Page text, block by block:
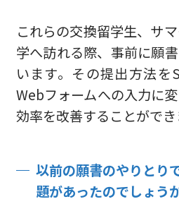
これらの交換留学生、サ
学へ訪れる際、事前に願
います。その提出方法を
Webフォームへの入力に
効率を改善することができ
以前の願書のやりとり
題があったのでしょう